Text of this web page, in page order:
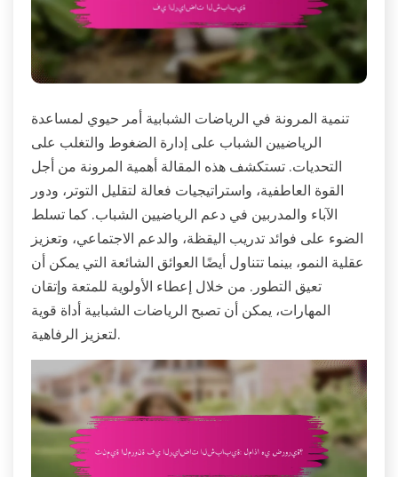
تنمية المرونة في الرياضات الشبابية أمر حيوي لمساعدة
الرياضيين الشباب على إدارة الضغوط والتغلب على
التحديات. تستكشف هذه المقالة أهمية المرونة من أجل
القوة العاطفية، واستراتيجيات فعالة لتقليل التوتر، ودور
الآباء والمدربين في دعم الرياضيين الشباب. كما تسلط
الضوء على فوائد تدريب اليقظة، والدعم الاجتماعي، وتعزيز
عقلية النمو، بينما تتناول أيضًا العوائق الشائعة التي يمكن أن
تعيق التطور. من خلال إعطاء الأولوية للمتعة وإتقان
المهارات، يمكن أن تصبح الرياضات الشبابية أداة قوية
لتعزيز الرفاهية.